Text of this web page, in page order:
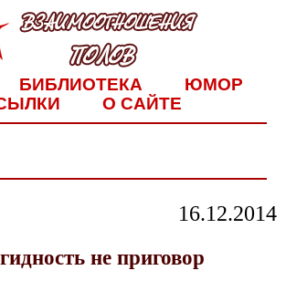
БИБЛИОТЕКА
ЮМОР
О САЙТЕ
16.12.2014
не приговор